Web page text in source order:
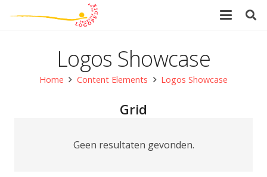
Logos Showcase
Home Content Elements Logos Showcase
Grid
Geen resultaten gevonden.